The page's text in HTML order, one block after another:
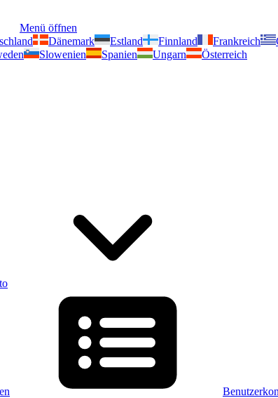
Menü öffnen
Dänemark Estland Finnland Frankreich
Slowenien Spanien Ungarn Österreich